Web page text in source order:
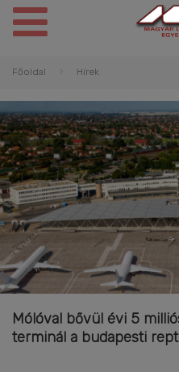
Főoldal Hírek
Mólóval bővül évi 5
terminál a budapesti